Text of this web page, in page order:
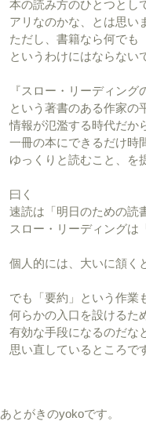
本の読み方のひとつとし
アリなのかな、とは思い
ただし、書籍なら何でも
というわけにはならない
『スロー・リーディング
という著書のある作家の
情報が氾濫する時代だか
一冊の本にできるだけ時
ゆっくりと読むこと、を
曰く
速読は「明日のための読
スロー・リーディングは
個人的には、大いに頷く
でも「要約」という作業
何らかの入口を設けるた
有効な手段になるのだな
思い直しているところで
あとがきのyokoです。